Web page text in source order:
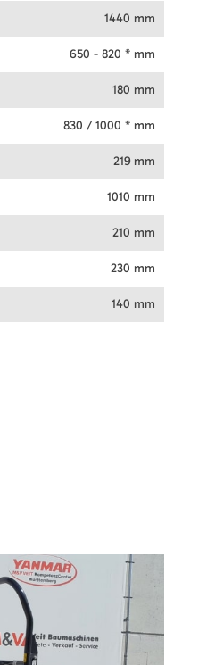
1440 mm
650 - 820 * mm
180 mm
830 / 1000 * mm
219 mm
1010 mm
210 mm
230 mm
140 mm